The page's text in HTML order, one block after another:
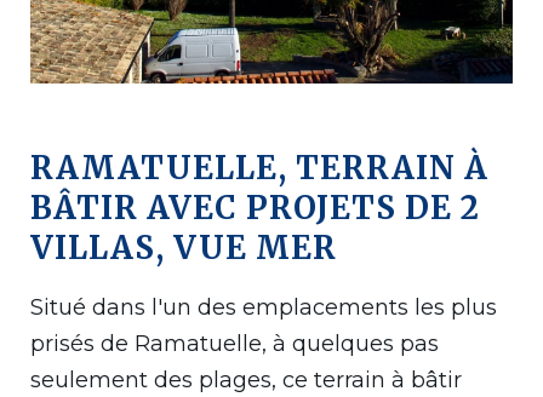
RAMATUELLE, TERRAIN À
BÂTIR AVEC PROJETS DE 2
VILLAS, VUE MER
Situé dans l'un des emplacements les plus
prisés de Ramatuelle, à quelques pas
seulement des plages, ce terrain à bâtir